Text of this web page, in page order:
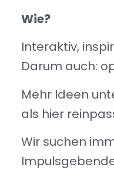
Wie?
Interaktiv,
Darum auch:
Mehr Ideen
als hier
Wir suchen